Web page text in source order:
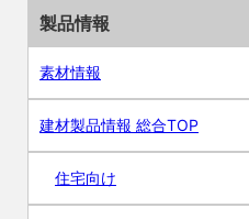
製品情報
素材情報
建材製品情報 総合TOP
住宅向け